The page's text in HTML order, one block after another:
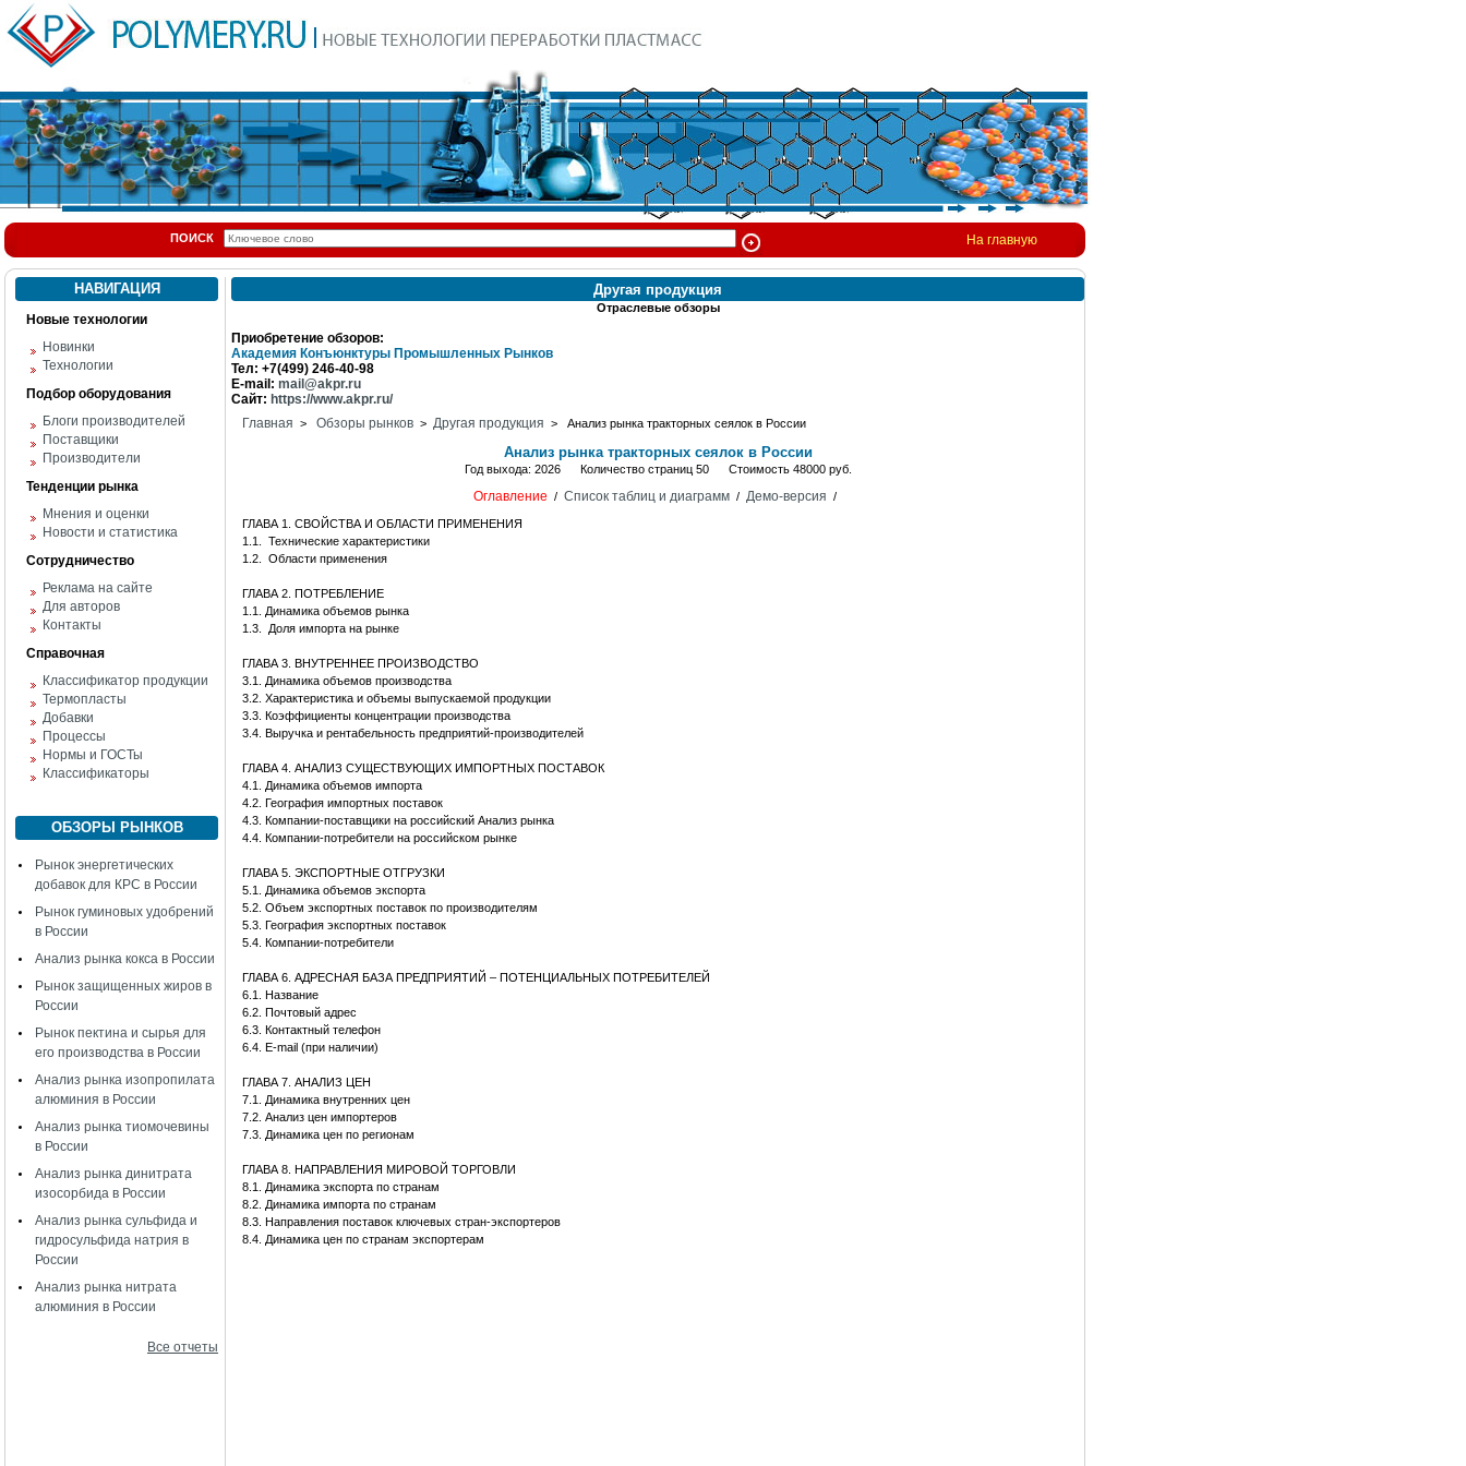
ПОИСК На главную
НАВИГАЦИЯ
Новые технологии
Новинки
Технологии
Подбор оборудования
Блоги производителей
Поставщики
Производители
Тенденции рынка
Мнения и оценки
Новости и статистика
Сотрудничество
Реклама на сайте
Для авторов
Контакты
Справочная
Классификатор продукции
Термопласты
Добавки
Процессы
Нормы и ГОСТы
Классификаторы
ОБЗОРЫ РЫНКОВ
Рынок энергетических
добавок для КРС в России
Рынок гуминовых удобрений
в России
Анализ рынка кокса в России
Рынок защищенных жиров в
России
Рынок пектина и сырья для
его производства в России
Анализ рынка изопропилата
алюминия в России
Анализ рынка тиомочевины
в России
Анализ рынка динитрата
изосорбида в России
Анализ рынка сульфида и
гидросульфида натрия в
России
Анализ рынка нитрата
алюминия в России
Все отчеты
Другая продукция
Отраслевые обзоры
Приобретение обзоров:
Академия Конъюнктуры Промышленных Рынков
Тел: +7(499) 246-40-98
E-mail: mail@akpr.ru
Сайт: https://www.akpr.ru/
Главная > Обзоры рынков > Другая продукция > Анализ рынка тракторных сеялок в России
Анализ рынка тракторных сеялок в России
Год выхода: 2026 Количество страниц 50 Стоимость 48000 руб.
Оглавление / Список таблиц и диаграмм/ Демо-версия /
ГЛАВА 1. СВОЙСТВА И ОБЛАСТИ ПРИМЕНЕНИЯ
1.1.
Технические характеристики
1.2.
Области применения
ГЛАВА 2. ПОТРЕБЛЕНИЕ
1.1. Динамика объемов рынка
1.3.
Доля импорта на рынке
ГЛАВА 3. ВНУТРЕННЕЕ ПРОИЗВОДСТВО
3.1. Динамика объемов производства
3.2. Характеристика и объемы выпускаемой продукции
3.3. Коэффициенты концентрации производства
3.4. Выручка и рентабельность предприятий-производителей
ГЛАВА 4. АНАЛИЗ СУЩЕСТВУЮЩИХ ИМПОРТНЫХ ПОСТАВОК
4.1. Динамика объемов импорта
4.2. География импортных поставок
4.3. Компании-поставщики на российский Анализ рынка
4.4. Компании-потребители на российском рынке
ГЛАВА 5. ЭКСПОРТНЫЕ ОТГРУЗКИ
5.1. Динамика объемов экспорта
5.2. Объем экспортных поставок по производителям
5.3. География экспортных поставок
5.4. Компании-потребители
ГЛАВА 6. АДРЕСНАЯ БАЗА ПРЕДПРИЯТИЙ – ПОТЕНЦИАЛЬНЫХ ПОТРЕБИТЕЛЕЙ
6.1. Название
6.2. Почтовый адрес
6.3. Контактный телефон
6.4. E-mail (при наличии)
ГЛАВА 7. АНАЛИЗ ЦЕН
7.1. Динамика внутренних цен
7.2. Анализ цен импортеров
7.3. Динамика цен по регионам
ГЛАВА 8. НАПРАВЛЕНИЯ МИРОВОЙ ТОРГОВЛИ
8.1. Динамика экспорта по странам
8.2. Динамика импорта по странам
8.3. Направления поставок ключевых стран-экспортеров
8.4. Динамика цен по странам экспортерам